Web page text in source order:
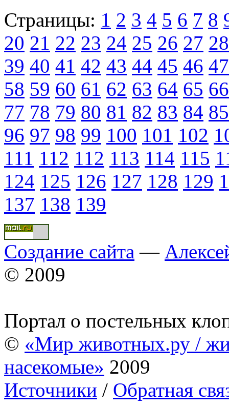
Страницы: 1 2 3 4 5 6 7 8
20 21 22 23 24 25 26 27 28
39 40 41 42 43 44 45 46 47
58 59 60 61 62 63 64 65 66
77 78 79 80 81 82 83 84 85
96 97 98 99 100 101 102
111 112 112 113 114 115
124 125 126 127 128 129
137 138 139
Создание сайта —
© 2009
Портал о постельных
© «Мир животных.ру /
насекомые» 2009
Источники / Обратная